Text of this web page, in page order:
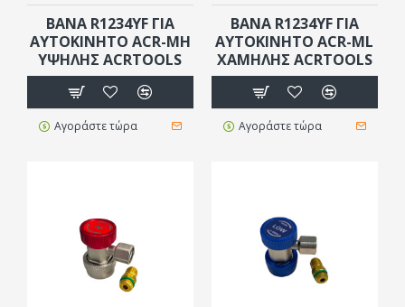
ΒΑΝΑ R1234YF ΓΙΑ
ΑΥΤΟΚΙΝΗΤΟ ACR-MH
ΥΨΗΛΗΣ ACRTOOLS
Αγοράστε τώρα
ΒΑΝΑ R1234YF ΓΙΑ
ΑΥΤΟΚΙΝΗΤΟ ACR-ML
ΧΑΜΗΛΗΣ ACRTOOLS
Αγοράστε τώρα